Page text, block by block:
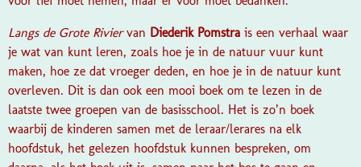
Langs de Grote Riviervan Diederik Pomstra is een verhaal waar
je wat van kunt leren, zoals hoe je in de natuur vuur kunt
maken, hoe ze dat vroeger deden, en hoe je in de natuur kunt
overleven. Dit is dan ook een mooi boek om te lezen in de
laatste twee groepen van de basisschool. Het is zo’n boek
waarbij de kinderen samen met de leraar/lerares na elk
hoofdstuk, het gelezen hoofdstuk kunnen bespreken, om